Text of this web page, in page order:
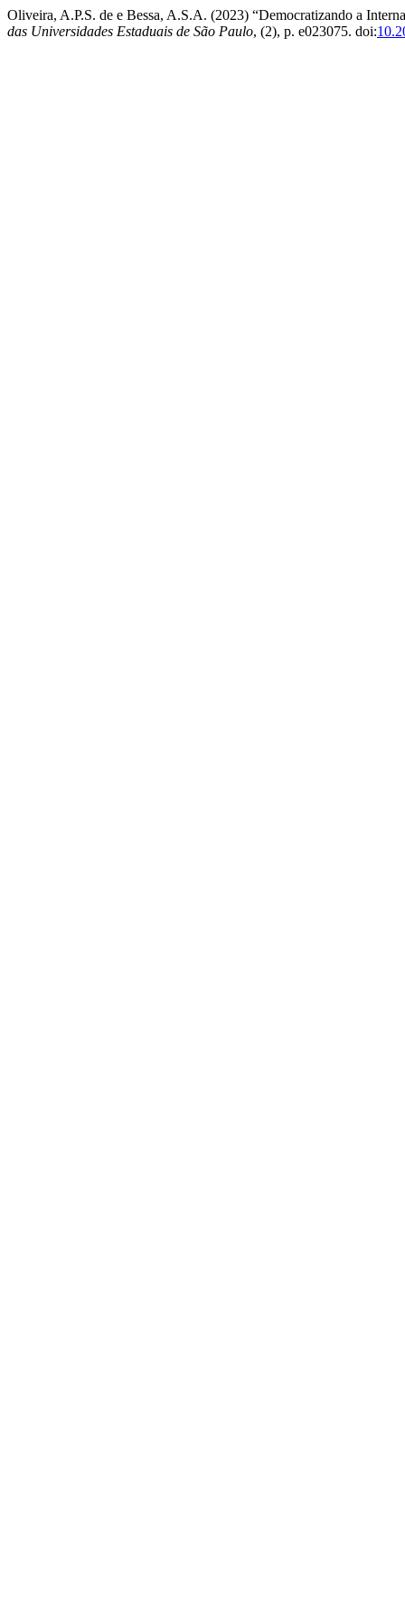
Oliveira, A.P.S. de e Bessa, A.S.A. (2023) “Democratizando a
das Universidades Estaduais de São Paulo, (2), p. e023075. doi: